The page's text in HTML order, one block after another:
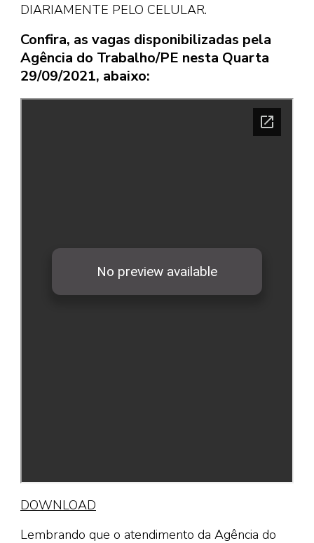
DIARIAMENTE PELO CELULAR.
Confira, as vagas disponibilizadas pela
Agência do Trabalho/PE nesta Quarta
29/09/2021, abaixo:
DOWNLOAD
Lembrando que o atendimento da Agência do